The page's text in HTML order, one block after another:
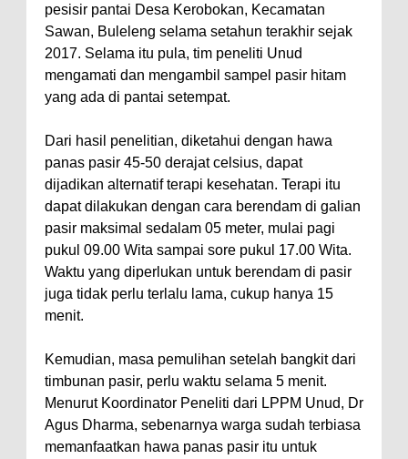
pesisir pantai Desa Kerobokan, Kecamatan
Sawan, Buleleng selama setahun terakhir sejak
2017. Selama itu pula, tim peneliti Unud
mengamati dan mengambil sampel pasir hitam
yang ada di pantai setempat.
Dari hasil penelitian, diketahui dengan hawa
panas pasir 45-50 derajat celsius, dapat
dijadikan alternatif terapi kesehatan. Terapi itu
dapat dilakukan dengan cara berendam di galian
pasir maksimal sedalam 05 meter, mulai pagi
pukul 09.00 Wita sampai sore pukul 17.00 Wita.
Waktu yang diperlukan untuk berendam di pasir
juga tidak perlu terlalu lama, cukup hanya 15
menit.
Kemudian, masa pemulihan setelah bangkit dari
timbunan pasir, perlu waktu selama 5 menit.
Menurut Koordinator Peneliti dari LPPM Unud, Dr
Agus Dharma, sebenarnya warga sudah terbiasa
memanfaatkan hawa panas pasir itu untuk